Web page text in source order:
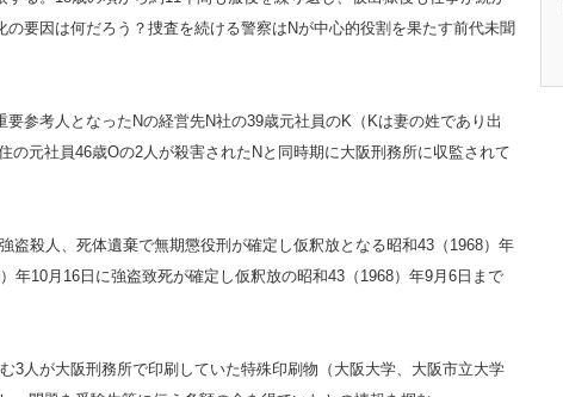
要因は何だろう？捜査を続ける警察はNが中心的役割を果たす前代未聞
参考人となったNの経営先N社の39歳元社員のK（Kは妻の姓であり出
の元社員46歳Oの2人が殺害されたNと同時期に大阪刑務所に収監されて
盗殺人、死体遺棄で無期懲役刑が確定し仮釈放となる昭和43（1968）年
年10月16日に強盗致死が確定し仮釈放の昭和43（1968）年9月6日まで
3人が大阪刑務所で印刷していた特殊印刷物（大阪大学、大阪市立大学